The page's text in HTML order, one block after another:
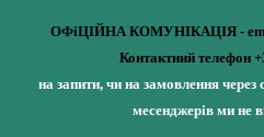
ОФіЦІЙНА КОМУНІКАЦІЯ -
Контактний телефон
на запити, чи на замовлення через
месенджерів ми не